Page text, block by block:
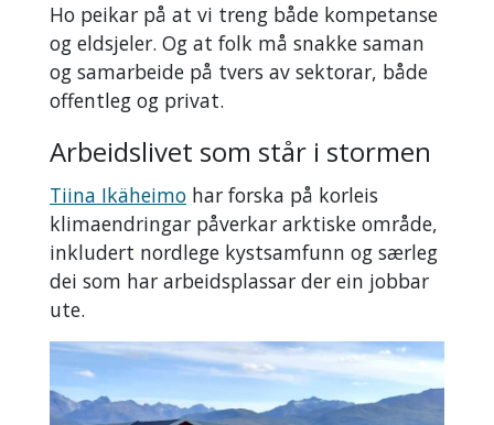
Ho peikar på at vi treng både kompetanse
og eldsjeler. Og at folk må snakke saman
og samarbeide på tvers av sektorar, både
offentleg og privat.
Arbeidslivet som står i stormen
Tiina Ikäheimo har forska på korleis
klimaendringar påverkar arktiske område,
inkludert nordlege kystsamfunn og særleg
dei som har arbeidsplassar der ein jobbar
ute.